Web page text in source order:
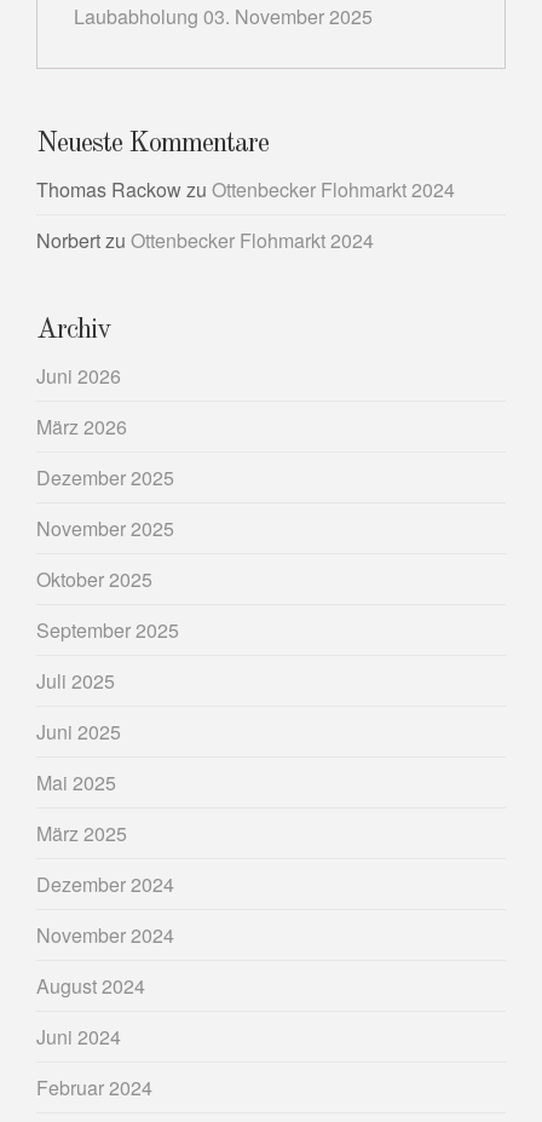
Laubabholung 03. November 2025
Neueste Kommentare
Thomas Rackowzu Ottenbecker Flohmarkt 2024
Norbertzu Ottenbecker Flohmarkt 2024
Archiv
Juni 2026
März 2026
Dezember 2025
November 2025
Oktober 2025
September 2025
Juli 2025
Juni 2025
Mai 2025
März 2025
Dezember 2024
November 2024
August 2024
Juni 2024
Februar 2024